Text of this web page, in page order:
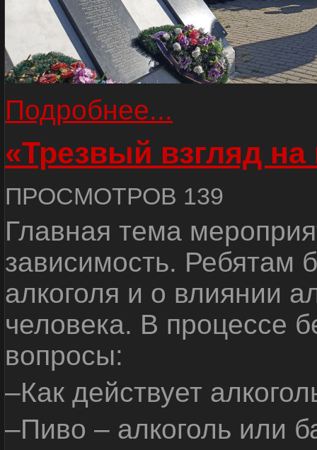
Подробнее...
«Трезвый взгляд на
ПРОСМОТРОВ 139
Главная тема
зависимость. Ребятам
алкоголя и о влиянии
человека. В процессе
вопросы:
–Как действует
–Пиво – алкоголь или